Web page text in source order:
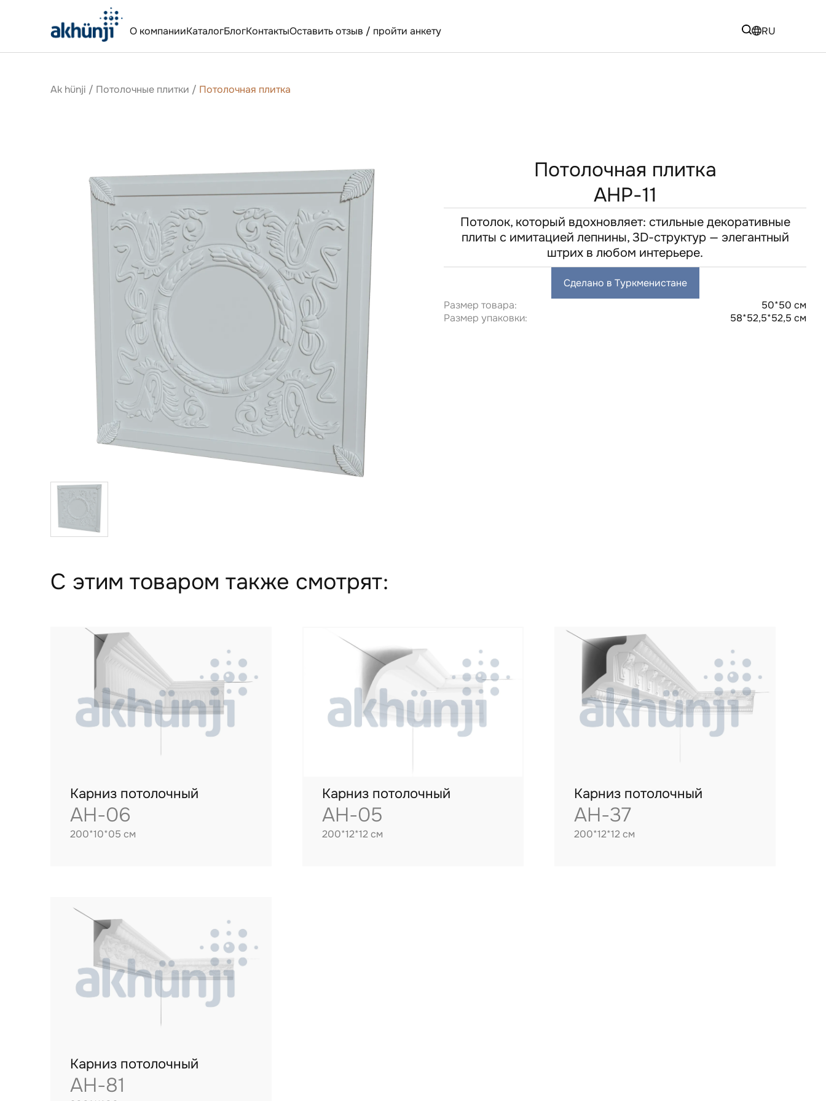
О компанииКаталогБлогКонтактыОставить отзыв / пройти анкету RU
Ak hünji / Потолочные плитки / Потолочная плитка
Потолочная плитка
AHP-11
Потолок, который вдохновляет: стильные декоративные
плиты с имитацией лепнины, 3D-структур — элегантный
штрих в любом интерьере.
Сделано в Туркменистане
Размер товара:
50*50 см
Размер упаковки:
58*52,5*52,5 см
С этим товаром также смотрят:
Карниз потолочный
AH-06
200*10*05 см
Карниз потолочный
AH-05
200*12*12 см
Карниз потолочный
AH-37
200*12*12 см
Карниз потолочный
AH-81